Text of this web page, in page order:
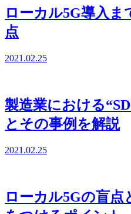
ローカル5G導入
点
2021.02.25
製造業における
とその事例を解説
2021.02.25
ローカル5Gの盲